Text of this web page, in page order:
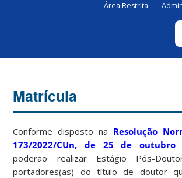
Área Restrita
Matrícula
Conforme disposto na Resolução
173/2022/CUn, de 25 de outubro
poderão realizar Estágio Pós-
portadores(as) do título de doutor